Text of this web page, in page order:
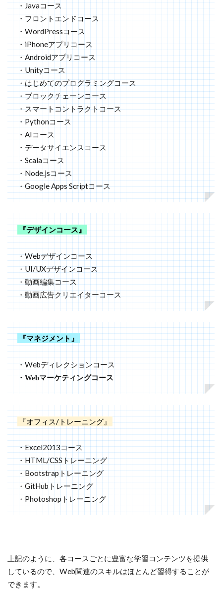
・Javaコース
・フロントエンドコース
・WordPressコース
・iPhoneアプリコース
・Androidアプリコース
・Unityコース
・はじめてのプログラミングコース
・ブロックチェーンコース
・スマートコントラクトコース
・Pythonコース
・AIコース
・データサイエンスコース
・Scalaコース
・Node.jsコース
・Google Apps Scriptコース
『デザインコース』
・Webデザインコース
・UI/UXデザインコース
・動画編集コース
・動画広告クリエイターコース
『マネジメント』
・Webディレクションコース
・Webマーケティングコース
『オフィス/トレーニング』
・Excel2013コース
・HTML/CSSトレーニング
・Bootstrapトレーニング
・GitHubトレーニング
・Photoshopトレーニング
上記のように、各コースごとに豊富な学習コンテンツを提供
しているので、Web関連のスキルはほとんど習得することが
できます。